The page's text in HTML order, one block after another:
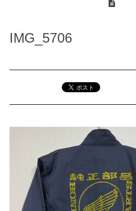
IMG_5706